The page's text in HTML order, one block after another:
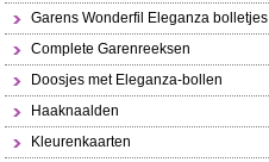
Garens Wonderfil Eleganza bolletjes
Complete Garenreeksen
Doosjes met Eleganza-bollen
Haaknaalden
Kleurenkaarten